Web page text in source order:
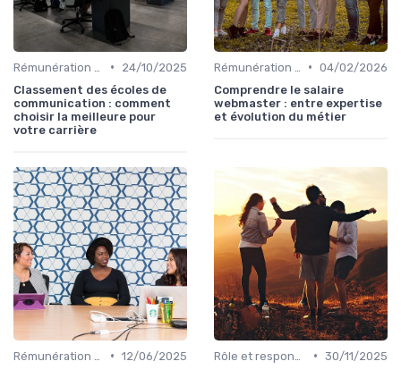
•
24/10/2025
Classement des écoles de
communication : comment
choisir la meilleure pour
votre carrière
• 04/02/2026
Comprendre le salaire
webmaster : entre expertise
et évolution du métier
• 12/06/2025
• 30/11/2025